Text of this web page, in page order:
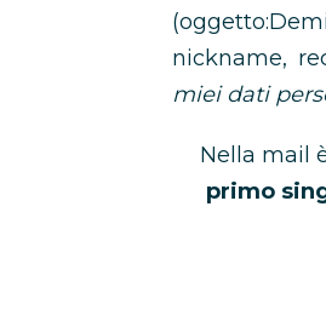
nickname,
miei dati
Nella mail
primo